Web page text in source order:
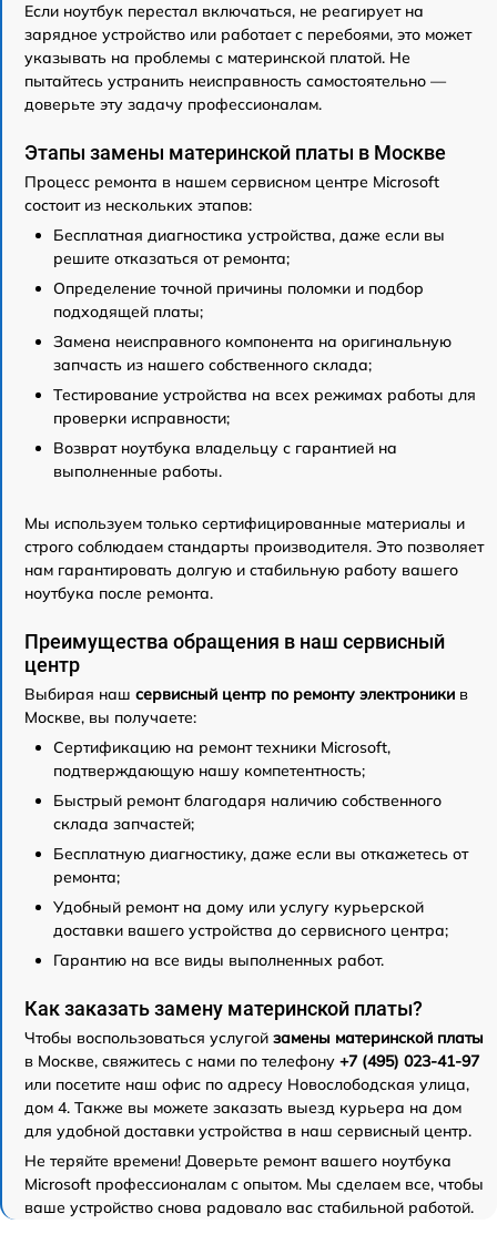
Если ноутбук перестал включаться, не реагирует на
зарядное устройство или работает с перебоями, это может
указывать на проблемы с материнской платой. Не
пытайтесь устранить неисправность самостоятельно —
доверьте эту задачу профессионалам.
Этапы замены материнской платы в Москве
Процесс ремонта в нашем сервисном центре Microsoft
состоит из нескольких этапов:
Бесплатная диагностика устройства, даже если вы
решите отказаться от ремонта;
Определение точной причины поломки и подбор
подходящей платы;
Замена неисправного компонента на оригинальную
запчасть из нашего собственного склада;
Тестирование устройства на всех режимах работы для
проверки исправности;
Возврат ноутбука владельцу с гарантией на
выполненные работы.
Мы используем только сертифицированные материалы и
строго соблюдаем стандарты производителя. Это позволяет
нам гарантировать долгую и стабильную работу вашего
ноутбука после ремонта.
Преимущества обращения в наш сервисный
центр
Выбирая наш сервисный центр по ремонту электроники в
Москве, вы получаете:
Сертификацию на ремонт техники Microsoft,
подтверждающую нашу компетентность;
Быстрый ремонт благодаря наличию собственного
склада запчастей;
Бесплатную диагностику, даже если вы откажетесь от
ремонта;
Удобный ремонт на дому или услугу курьерской
доставки вашего устройства до сервисного центра;
Гарантию на все виды выполненных работ.
Как заказать замену материнской платы?
Чтобы воспользоваться услугой замены материнской платы
в Москве, свяжитесь с нами по телефону +7 (495) 023-41-97
или посетите наш офис по адресу Новослободская улица,
дом 4. Также вы можете заказать выезд курьера на дом
для удобной доставки устройства в наш сервисный центр.
Не теряйте времени! Доверьте ремонт вашего ноутбука
Microsoft профессионалам с опытом. Мы сделаем все, чтобы
ваше устройство снова радовало вас стабильной работой.